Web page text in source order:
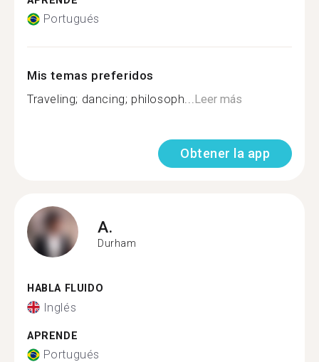
Portugués
Mis temas preferidos
Traveling; dancing; philosoph...Leer más
Obtener la app
A.
Durham
HABLA FLUIDO
Inglés
APRENDE
Portugués